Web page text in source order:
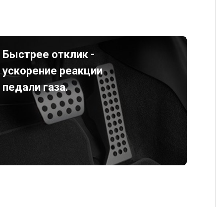
Быстрее отклик -
ускорение реакции
педали газа.